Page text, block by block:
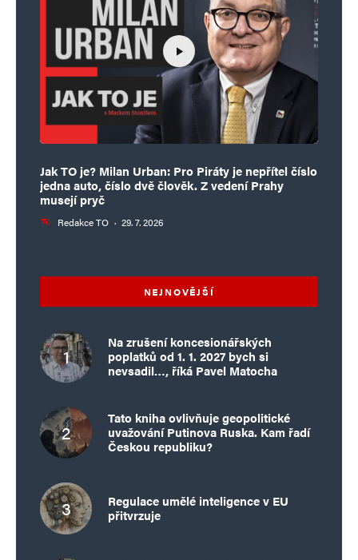
Jak TO je? Milan Urban: Pro Piráty je nepřítel číslo
jedna auto, číslo dvě člověk. Z vedení Prahy
musejí pryč
Redakce TO · 29. 7. 2026
NEJNOVĚJŠÍ
Na zrušení koncesionářských
poplatků od 1. 1. 2027 bych si
nevsadil…, říká Pavel Matocha
Tato kniha ovlivňuje geopolitické
uvažování Putinova Ruska. Kam řadí
Českou republiku?
Regulace umělé inteligence v EU
přitvrzuje